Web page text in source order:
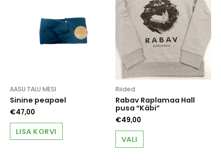
options
may
be
chosen
on
the
product
page
AASU TALU MESI
Sinine peapael
€47,00
LISA KORVI
Riided
Rabav Raplamaa Hall
pusa “Käbi”
€49,00
VALI
This